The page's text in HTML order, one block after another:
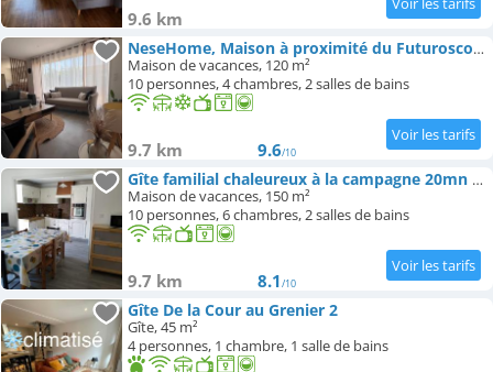
9.6 km
NeseHome, Maison à proximité du Futuroscope
Maison de vacances, 120 m²
10 personnes, 4 chambres, 2 salles de bains
9.7 km 9.6/10
Gîte familial chaleureux à la campagne 20mn FUTUROSCOPE
Maison de vacances, 150 m²
10 personnes, 6 chambres, 2 salles de bains
9.7 km 8.1/10
Gîte De la Cour au Grenier 2
Gîte, 45 m²
4 personnes, 1 chambre, 1 salle de bains